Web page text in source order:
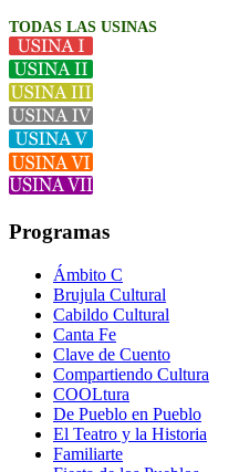
TODAS LAS USINAS
Programas
Ámbito C
Brujula Cultural
Cabildo Cultural
Canta Fe
Clave de Cuento
Compartiendo Cultura
COOLtura
De Pueblo en Pueblo
El Teatro y la Historia
Familiarte